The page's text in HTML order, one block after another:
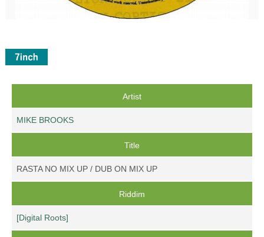
Artist
MIKE BROOKS
Title
RASTA NO MIX UP / DUB ON MIX UP
Riddim
[Digital Roots]